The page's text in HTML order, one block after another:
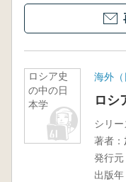
ロシア史
の中の日
本学
海外（
ロシ
シリー
著者：
発行元
出版年